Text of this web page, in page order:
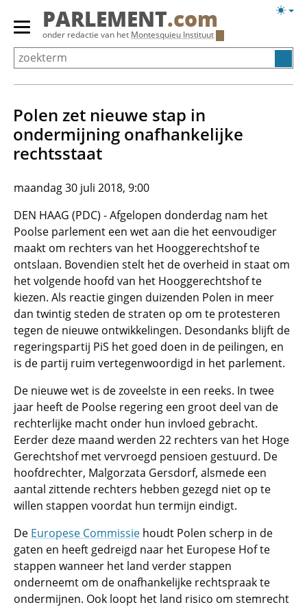
Overslaan
Primair
menu
tonen/verbergen
PARLEMENT.com
onder redactie van het Montesquieu Instituut
Polen zet nieuwe stap in
ondermijning onafhankelijke
rechtsstaat
maandag 30 juli 2018, 9:00
DEN HAAG (PDC) - Afgelopen donderdag nam het
Poolse parlement een wet aan die het eenvoudiger
maakt om rechters van het Hooggerechtshof te
ontslaan. Bovendien stelt het de overheid in staat om
het volgende hoofd van het Hooggerechtshof te
kiezen. Als reactie gingen duizenden Polen in meer
dan twintig steden de straten op om te protesteren
tegen de nieuwe ontwikkelingen. Desondanks blijft de
regeringspartij PiS het goed doen in de peilingen, en
is de partij ruim vertegenwoordigd in het parlement.
De nieuwe wet is de zoveelste in een reeks. In twee
jaar heeft de Poolse regering een groot deel van de
rechterlijke macht onder hun invloed gebracht.
Eerder deze maand werden 22 rechters van het Hoge
Gerechtshof met vervroegd pensioen gestuurd. De
hoofdrechter, Malgorzata Gersdorf, alsmede een
aantal zittende rechters hebben gezegd niet op te
willen stappen voordat hun termijn eindigt.
De Europese Commissie houdt Polen scherp in de
gaten en heeft gedreigd naar het Europese Hof te
stappen wanneer het land verder stappen
onderneemt om de onafhankelijke rechtspraak te
ondermijnen. Ook loopt het land risico om stemrecht